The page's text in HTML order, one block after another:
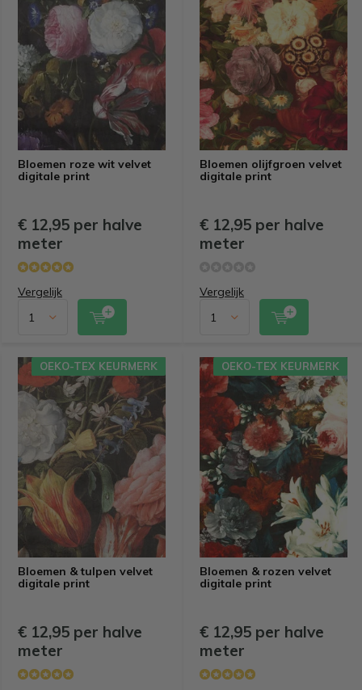
Bloemen roze wit velvet
digitale print
€ 12,95 per halve
meter
Vergelijk
Bloemen olijfgroen velvet
digitale print
€ 12,95 per halve
meter
Vergelijk
Bloemen & tulpen velvet
digitale print
OEKO-TEX KEURMERK
€ 12,95 per halve
meter
Bloemen & rozen velvet
digitale print
OEKO-TEX KEURMERK
€ 12,95 per halve
meter